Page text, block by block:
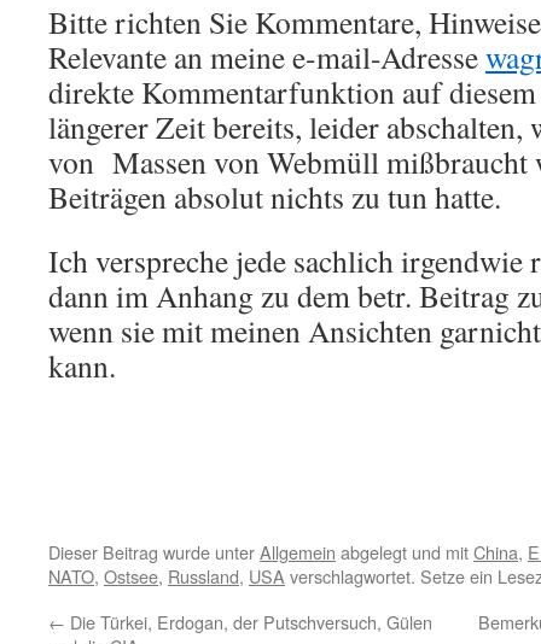
Bitte richten Sie Kommentare,
Relevante an meine e-mail-Adresse
direkte Kommentarfunktion auf
längerer Zeit bereits, leider
von Massen von Webmüll mißbraucht
Beiträgen absolut nichts zu tun hatte.
Ich verspreche jede sachlich irgendwie
dann im Anhang zu dem betr. Beitrag
wenn sie mit meinen Ansichten
kann.
Dieser Beitrag wurde unterAllgemein abgelegt und mitChina,
NATO, Ostsee, Russland, USA verschlagwortet. Setze ein
← Die Türkei, Erdogan, der Putschversuch, Gülen